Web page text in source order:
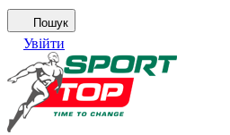
Пошук
Увійти